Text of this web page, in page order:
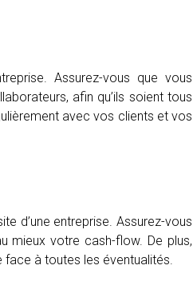
Assurez-vous que vous
afin qu’ils soient tous
avec vos clients et vos
d’une entreprise. Assurez-vous
mieux votre cash-flow. De plus,
face à toutes les éventualités.